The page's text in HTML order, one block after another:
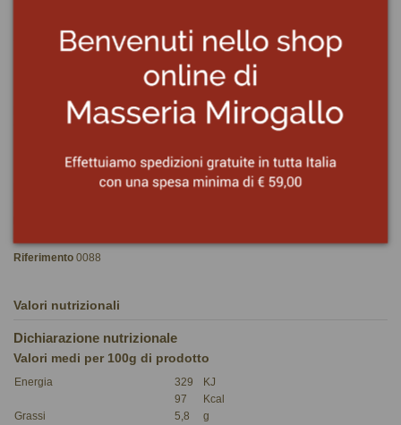
Ingredienti
Dettagli del prodotto
Riferimento 0088
Valori nutrizionali
Dichiarazione nutrizionale
Valori medi per 100g di prodotto
Energia 329
KJ
97
Kcal
Grassi
5,8
g